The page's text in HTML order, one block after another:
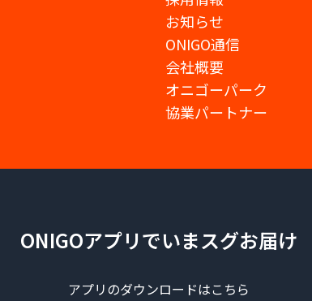
お知らせ
ONIGO通信
会社概要
オニゴーパーク
協業パートナー
ONIGOアプリでいまスグお届け
アプリのダウンロードはこちら